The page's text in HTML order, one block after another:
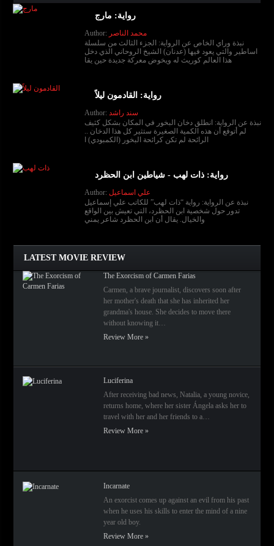
رواية: مارج
Author: محمد الناصر
نبذة وراي الخاص عن الرواية: الجزء الثالث من سلسلة
اساطير والتي يعود فيها (عدنان) الشيخ الروحاني الذي دخل
هذا العالم كوريث له ويخوض معركة جديدة حين يقا
رواية: القادمون ليلاً
Author: سند راشد
نبذة عن الرواية: انطلق دخان البخور في المكان بشكل كثيف
لم أتوقع أن هذه الكمية الصغيرة ستثير كل هذا الدخان ..
الرائحة لم تكن كرائحة البخور (الكمبودي) ا
رواية: ذات لهب - شياطين ابن الحظرد
Author: علي اسماعيل
نبذة عن الرواية: رواية “ذات لهب” للكاتب علي إسماعيل
تدور حول شخصية ابن الحظرد، التي تعيش بين الواقع
والخيال. يقال أن ابن الحظرد شاعر يمني
LATEST MOVIE REVIEW
The Exorcism of Carmen Farias
Carmen, a brave journalist, discovers soon after
her mother's death that she has inherited her
grandma's house. She decides to move there
without knowing it…
Review More »
Luciferina
After receiving bad news, Natalia, a young novice,
returns home, where her sister Ángela asks her to
travel with her and her friends to a…
Review More »
Incarnate
An exorcist comes up against an evil from his past
when he uses his skills to enter the mind of a nine
year old boy.
Review More »